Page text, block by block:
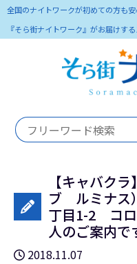
全国のナイトワークが初めての方も
『そら街ナイトワーク』がお届けす
【キャバク
ブ ルミナス
丁目1-2 コ
人のご案内で
2018.11.07